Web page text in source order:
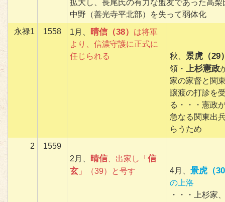
拡大し、長尾氏の有力な盟友であった高梨
中野（善光寺平北部）を失って弱体化
永禄1
1558 1月、 晴信（38）
は将軍
より、信濃守護に正式に
任じられる
秋、 景虎（29
領・ 上杉憲政
家の家督と関
譲渡の打診を
る・・・憲政
急なる関東出
らうため
2
1559
2月、 晴信、出家し「 信
玄 」（39）と号す 4月、 景虎（
の上洛
・・・上杉家